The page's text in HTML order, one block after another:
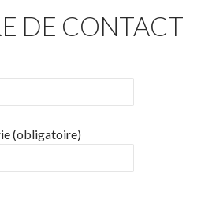
DE CONTACT
(obligatoire)